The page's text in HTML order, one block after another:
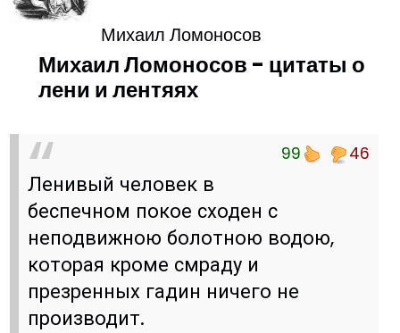
Михаил Ломоносов
Михаил Ломоносов - цитаты о
лени и лентяях
99 46
Ленивый человек в
беспечном покое сходен с
неподвижною болотною водою,
которая кроме смраду и
презренных гадин ничего не
производит.